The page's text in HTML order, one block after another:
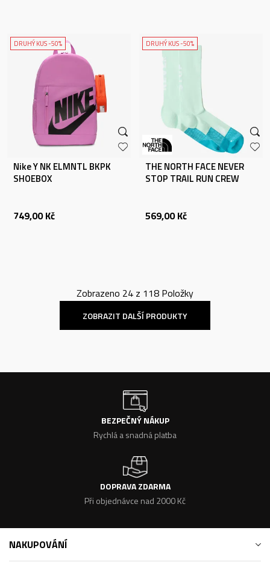
DRUHÝ KUS -50%
Nike Y NK ELMNTL BKPK
SHOEBOX
749,00 Kč
DRUHÝ KUS -50%
THE NORTH FACE NEVER
STOP TRAIL RUN CREW
569,00 Kč
Zobrazeno 24 z 118 Položky
ZOBRAZIT DALŠÍ PRODUKTY
BEZPEČNÝ NÁKUP
Rychlá a snadná platba
DOPRAVA ZDARMA
Při objednávce nad 2000 Kč
NAKUPOVÁNÍ